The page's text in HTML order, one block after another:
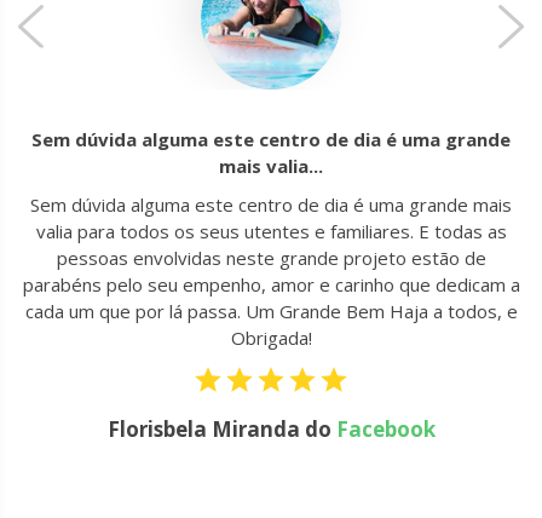
Sem dúvida alguma este centro de dia é uma grande
mais valia...
Sem dúvida alguma este centro de dia é uma grande mais
valia para todos os seus utentes e familiares. E todas as
pessoas envolvidas neste grande projeto estão de
parabéns pelo seu empenho, amor e carinho que dedicam a
cada um que por lá passa. Um Grande Bem Haja a todos, e
Obrigada!
Florisbela Miranda do Facebook